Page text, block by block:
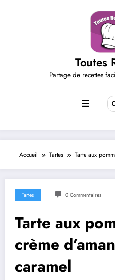
Toutes
Partage de recettes
Accueil Tartes Tarte aux
Tartes 0 Commentaires
Tarte aux
crème
caramel